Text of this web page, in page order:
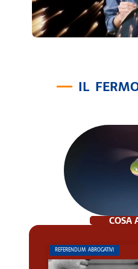
IL
COSA
REFERENDUM ABROGATIVI